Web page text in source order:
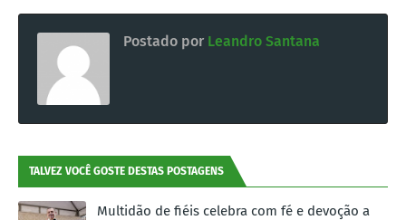
Postado por Leandro Santana
TALVEZ VOCÊ GOSTE DESTAS POSTAGENS
Multidão de fiéis celebra com fé e devoção a